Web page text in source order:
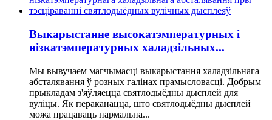
Выкарыстанне высокатэмпературных і
нізкатэмпературных халадзільных...
Мы вывучаем магчымасці выкарыстання халадзільнага
абсталявання ў розных галінах прамысловасці. Добрым
прыкладам з'яўляецца святлодыёдны дысплей для
вуліцы. Як пераканацца, што святлодыёдны дысплей
можа працаваць нармальна...